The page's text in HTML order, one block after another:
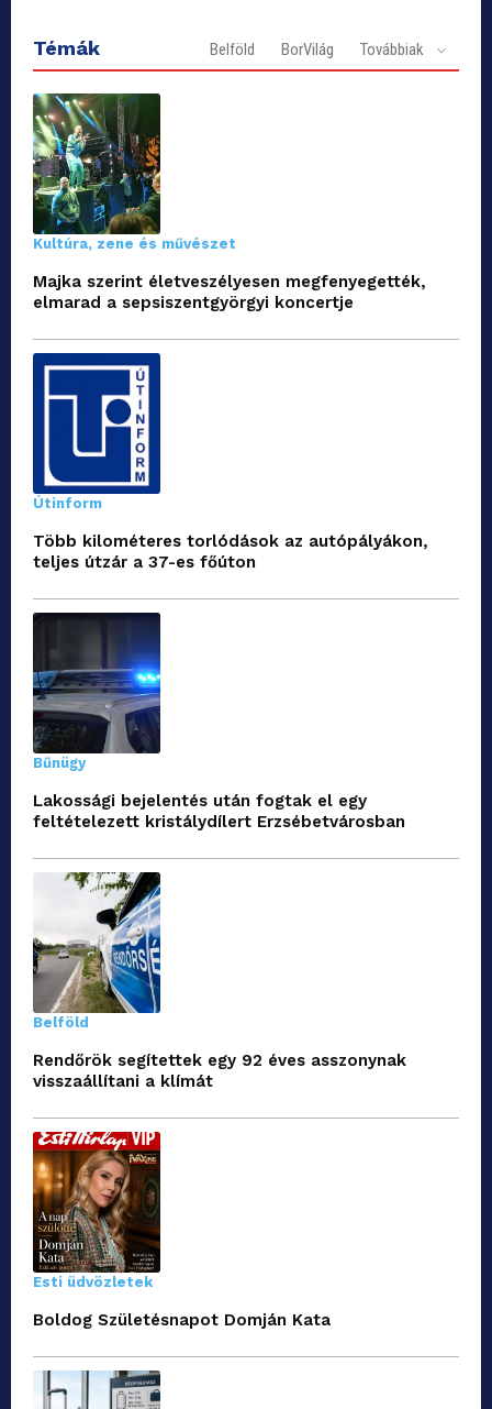
Témák Belföld BorVilág Továbbiak
Kultúra, zene és művészet
Majka szerint életveszélyesen megfenyegették,
elmarad a sepsiszentgyörgyi koncertje
Útinform
Több kilométeres torlódások az autópályákon,
teljes útzár a 37-es főúton
Bűnügy
Lakossági bejelentés után fogtak el egy
feltételezett kristálydílert Erzsébetvárosban
Belföld
Rendőrök segítettek egy 92 éves asszonynak
visszaállítani a klímát
Esti üdvözletek
Boldog Születésnapot Domján Kata